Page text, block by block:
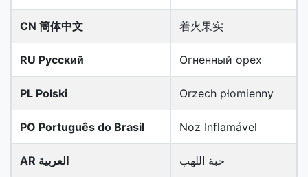
CN 簡体中文 着火果实
RU Русский Огненный орех
PL Polski Orzech płomienny
PO Português do Brasil Noz Inflamável
AR العربية حبة اللهب